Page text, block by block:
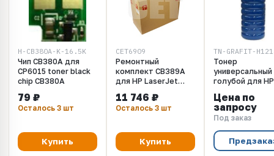
H-CB380A-K-16.5K
Чип CB380A для
CP6015 toner black
chip CB380A
79 ₽
Осталось 3 шт
Купить
CET6909
Ремонтный
комплект CB389A
для HP LaserJet
(CET), CET6909
11 746 ₽
Осталось 3 шт
Купить
Тонер
универсальный
голубой для
2025, CM1300,
CP1025, CP1525,
CM1415 (500
Цена по
запросу
Под заказ